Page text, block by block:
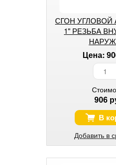
СГОН УГЛОВОЙ
1" РЕЗЬБА
Цена:
906
В
Добавить в